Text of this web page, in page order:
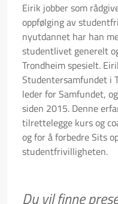
Eirik jobber som
oppfølging av
nyutdannet har han
studentlivet generelt
Trondheim spesielt.
Studentersamfundet i
leder for Samfundet,
siden 2015. Denne
tilrettelegge kurs og
og for å forbedre Sits
studentfrivilligheten.
Du vil finne